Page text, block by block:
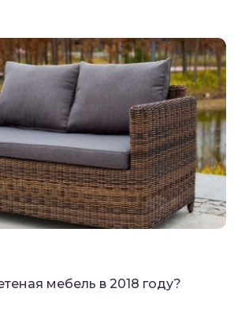
мебель в 2018 году?